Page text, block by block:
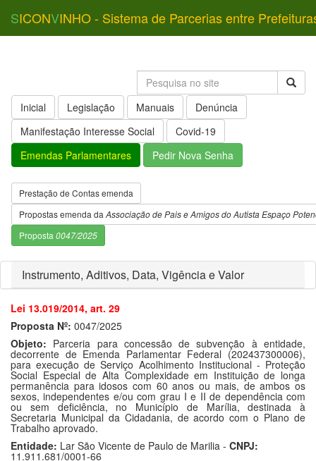
SICONVINHO - Sistema de Parcerias entre
Inicial Legislação Manuais
Denúncia
Manifestação Interesse Social
Covid-19
Emendas Parlamentares
Pedir Nova Senha
Prestação de Contas emenda
Propostas emenda da Associação de Pais e Amigos do Autista Espaço
Proposta 0047/2025
Instrumento, Aditivos, Data, Vigência e Valor
Lei 13.019/2014, art. 29
Proposta Nº: 0047/2025
Objeto: Parceria para concessão de subvenção à entidade,
decorrente de Emenda Parlamentar Federal (202437300006),
para execução de Serviço Acolhimento Institucional - Proteção
Social Especial de Alta Complexidade em Instituição de longa
permanência para idosos com 60 anos ou mais, de ambos os
sexos, independentes e/ou com grau I e II de dependência com
ou sem deficiência, no Município de Marília, destinada à
Secretaria Municipal da Cidadania, de acordo com o Plano de
Trabalho aprovado.
Entidade: Lar São Vicente de Paulo de Marilia - CNPJ:
11.911.681/0001-66